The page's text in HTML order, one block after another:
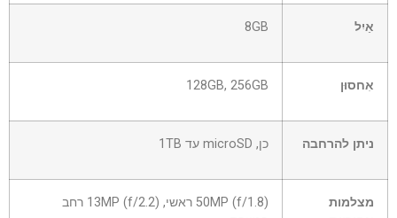
אַיִל 8GB
אִחסוּן 128GB, 256GB
ניתן להרחבה כן, microSD עד 1TB
מצלמות
50MP (f/1.8) ראשי, 13MP (f/2.2) רחב